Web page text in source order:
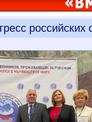
российских